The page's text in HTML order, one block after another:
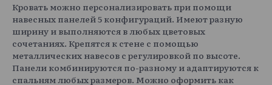
Кровать можно персонализировать при помощи
навесных панелей 5 конфигураций. Имеют разную
ширину и выполняются в любых цветовых
сочетаниях. Крепятся к стене с помощью
металлических навесов с регулировкой по высоте.
Панели комбинируются по-разному и адаптируются к
спальням любых размеров. Можно оформить как